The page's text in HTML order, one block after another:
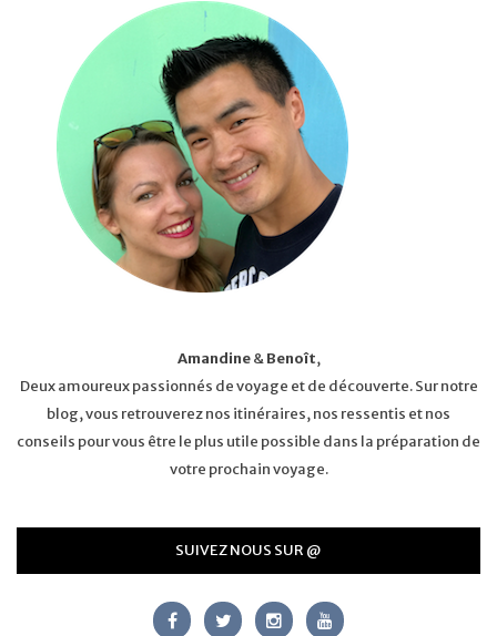
Amandine&Benoît,
Deux amoureux passionnés de voyage et de découverte. Sur notre
blog, vous retrouverez nos itinéraires, nos ressentis et nos
conseils pour vous être le plus utile possible dans la préparation de
votre prochain voyage.
SUIVEZ NOUS SUR @